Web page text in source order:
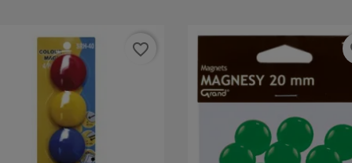
favorite_border